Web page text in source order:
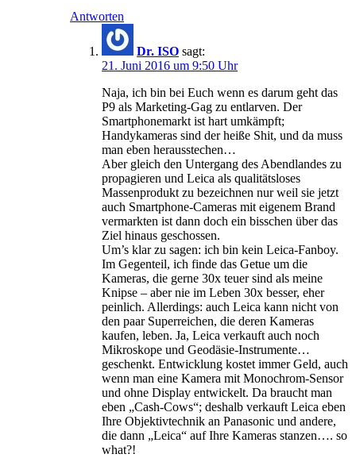
Antworten
Dr. ISO sagt:
21. Juni 2016 um 9:50 Uhr
Naja, ich bin bei Euch wenn es darum geht das
P9 als Marketing-Gag zu entlarven. Der
Smartphonemarkt ist hart umkämpft;
Handykameras sind der heiße Shit, und da muss
man eben herausstechen…
Aber gleich den Untergang des Abendlandes zu
propagieren und Leica als qualitätsloses
Massenprodukt zu bezeichnen nur weil sie jetzt
auch Smartphone-Cameras mit eigenem Brand
vermarkten ist dann doch ein bisschen über das
Ziel hinaus geschossen.
Um’s klar zu sagen: ich bin kein Leica-Fanboy.
Im Gegenteil, ich finde das Getue um die
Kameras, die gerne 30x teuer sind als meine
Knipse – aber nie im Leben 30x besser, eher
peinlich. Allerdings: auch Leica kann nicht von
den paar Superreichen, die deren Kameras
kaufen, leben. Ja, Leica verkauft auch noch
Mikroskope und Geodäsie-Instrumente…
geschenkt. Entwicklung kostet immer Geld, auch
wenn man eine Kamera mit Monochrom-Sensor
und ohne Display entwickelt. Da braucht man
eben „Cash-Cows“; deshalb verkauft Leica eben
Ihre Objektivtechnik an Panasonic und andere,
die dann „Leica“ auf Ihre Kameras stanzen…. so
what?!